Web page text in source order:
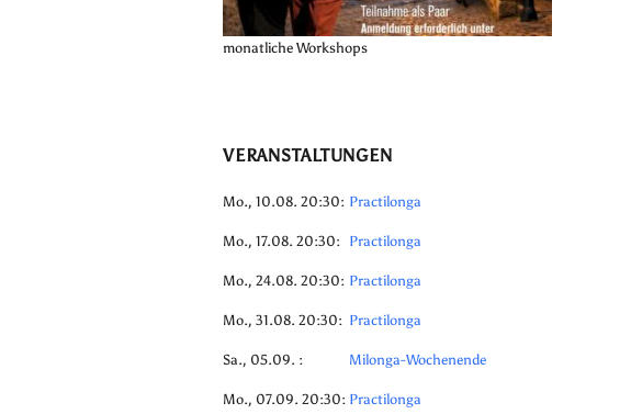
monatliche Workshops
VERANSTALTUNGEN
Mo., 10.08. 20:30: Practilonga
Mo., 17.08. 20:30: Practilonga
Mo., 24.08. 20:30: Practilonga
Mo., 31.08. 20:30: Practilonga
Sa., 05.09. : Milonga-Wochenende
Mo., 07.09. 20:30: Practilonga